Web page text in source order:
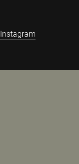
Instagram